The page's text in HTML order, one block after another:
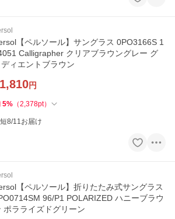
【ペルソール】サングラス 0PO3166S 1
Calligrapher クリアブラウングレー グ
ディエントブラウン
円
5% （2,378pt）
8/11お届け
【ペルソール】折りたたみ式サングラス
96/P1 POLARIZED ハニーブラウ
ポラライズドグリーン